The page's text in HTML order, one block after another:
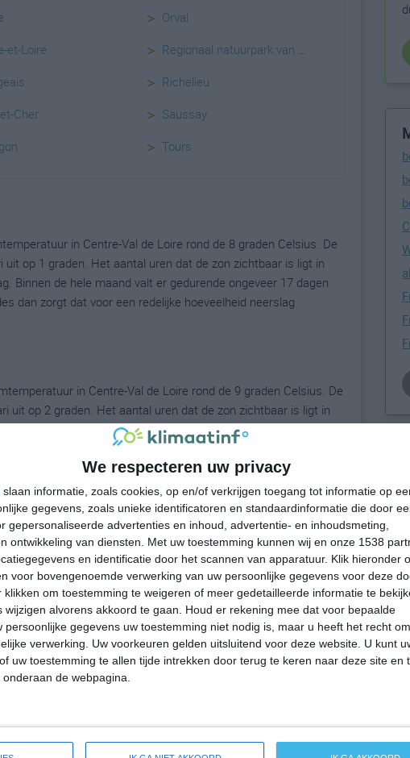
We respecteren uw privacy
slaan informatie, zoals cookies, op en/of verkrijgen toegang tot informatie op
gegevens, zoals unieke identificatoren en standaardinformatie die door
gepersonaliseerde advertenties en inhoud, advertentie- en inhoudsmeting,
ontwikkeling van diensten.
Met uw toestemming kunnen wij en onze 1538
en identificatie door het scannen van apparatuur. Klik hieronder
voor bovengenoemde verwerking van uw persoonlijke gegevens voor deze
klikken om toestemming te weigeren of meer gedetailleerde informatie te
alvorens akkoord te gaan.
Houd er rekening mee dat voor bepaalde
persoonlijke gegevens uw toestemming niet nodig is, maar u heeft het recht
verwerking. Uw voorkeuren gelden uitsluitend voor deze website. U kunt
uw toestemming te allen tijde intrekken door terug te keren naar deze site en
de webpagina.
et-Loire
Cher
> Orval
> Regionaal natuurpark van de Brenne
> Richelieu
> Saussay
> Tours
in Centre-Val de Loire rond de 8 graden Celsius. De
op 1 graden. Het aantal uren dat de zon zichtbaar is ligt in
Binnen de hele maand valt er gedurende ongeveer 17 dagen
dan zorgt dat voor een redelijke hoeveelheid neerslag
in Centre-Val de Loire rond de 9 graden Celsius. De
uit op 2 graden. Het aantal uren dat de zon zichtbaar is ligt in
Binnen de hele maand valt er gedurende ongeveer 15 dagen
dan zorgt dat voor een redelijke hoeveelheid neerslag
in Centre-Val de Loire rond de 11 graden Celsius. De
op 4 graden. Het aantal uren dat de zon zichtbaar is ligt in
Binnen de hele maand valt er gedurende ongeveer 15 dagen
dan zorgt dat voor een redelijke hoeveelheid neerslag
in Centre-Val de Loire rond de 16 graden Celsius. De
5 graden. Het aantal uren dat de zon zichtbaar is ligt in april
de hele maand valt er gedurende ongeveer 13 dagen neerslag.
dat voor niet zoveel neerslag deze maand.